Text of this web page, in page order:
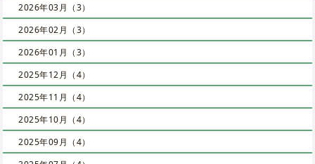
2026年03月（3）
2026年02月（3）
2026年01月（3）
2025年12月（4）
2025年11月（4）
2025年10月（4）
2025年09月（4）